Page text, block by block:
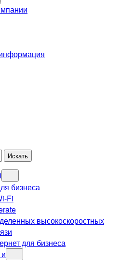
бизнеса
Fi
высокоскоростных
для бизнеса